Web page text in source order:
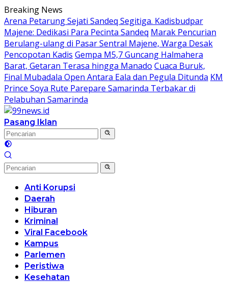
Langsung
ke
konten
Breaking News
Arena Petarung Sejati Sandeq Segitiga. Kadisbudpar
Majene: Dedikasi Para Pecinta Sandeq Marak Pencurian
Berulang-ulang di Pasar Sentral Majene, Warga Desak
Pencopotan Kadis Gempa M5,7 Guncang Halmahera
Barat, Getaran Terasa hingga Manado Cuaca Buruk,
Final Mubadala Open Antara Eala dan Pegula Ditunda KM
Prince Soya Rute Parepare Samarinda Terbakar di
Pelabuhan Samarinda
Pasang Iklan
Anti Korupsi
Daerah
Hiburan
Kriminal
Viral Facebook
Kampus
Parlemen
Peristiwa
Kesehatan